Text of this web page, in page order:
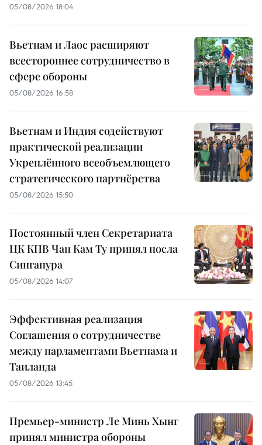
05/08/2026 18:04
Вьетнам и Лаос расширяют
всестороннее сотрудничество в
сфере обороны
05/08/2026 16:58
Вьетнам и Индия содействуют
практической реализации
Укреплённого всеобъемлющего
стратегического партнёрства
05/08/2026 15:50
Постоянный член Секретариата
ЦК КПВ Чан Кам Ту принял посла
Сингапура
05/08/2026 14:07
Эффективная реализация
Соглашения о сотрудничестве
между парламентами Вьетнама и
Таиланда
05/08/2026 13:45
Премьер-министр Ле Минь Хынг
принял министра обороны